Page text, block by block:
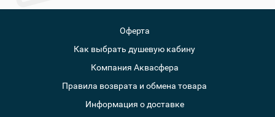
Оферта
Как выбрать душевую кабину
Компания Аквасфера
Правила возврата и обмена товара
Информация о доставке